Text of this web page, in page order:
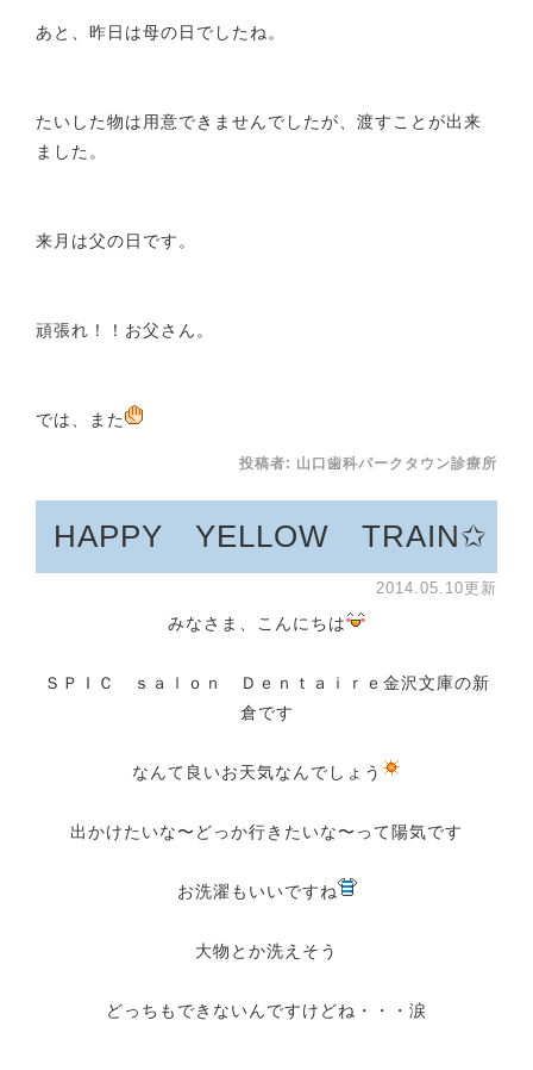
あと、昨日は母の日でしたね。
たいした物は用意できませんでしたが、渡すことが出来
ました。
来月は父の日です。
頑張れ！！お父さん。
では、また
投稿者: 山口歯科パークタウン診療所
HAPPY YELLOW TRAIN✩
2014.05.10更新
みなさま、こんにちは
ＳＰＩＣ ｓａｌｏｎ Ｄｅｎｔａｉｒｅ金沢文庫の新
倉です
なんて良いお天気なんでしょう
出かけたいな〜どっか行きたいな〜って陽気です
お洗濯もいいですね
大物とか洗えそう
どっちもできないんですけどね・・・涙